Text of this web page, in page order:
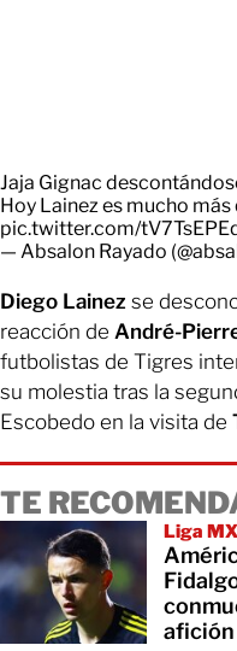
Jaja Gignac
Hoy Lainez es mucho
pic.twitter.com/
— Absalon Rayado
Diego Lainez se
reacción de André-
futbolistas de Tigres
su molestia tras la
Escobedo en la visita de
TE
Liga MX
afición